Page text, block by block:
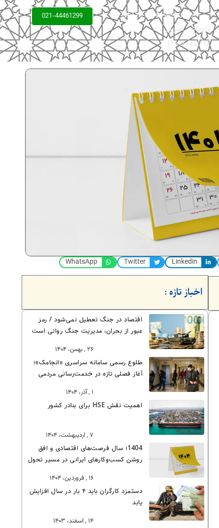
سردبیر: وحید فعال پاکدهی
تاریخ امروز :
۱۴۰۵/۰۵/۱۶
021-44461299
Linkedin
Twitter
WhatsApp
اخباز تازه :
اقتصاد در جنگ تعطیل نمی‌شود / رمز
عبور از بحران، مدیریت جنگ روانی است
۲۶ , بهمن، ۱۴۰۴
طلوع رسمی سامانه سراسری «انجامک»؛
آغاز فصلی تازه در خدمت‌رسانی مردمی
۱ , آذر، ۱۴۰۴
اهمیت نقش HSE برای بنادر کشور
۷ , اردیبهشت، ۱۴۰۴
1404؛ سال فرصت‌های اقتصادی و افق
روشن کسب‌وکارهای ایرانی در مسیر تحول
۱۶ , فروردین، ۱۴۰۴
دستمزد کارگران باید ۴ بار در سال افزایش
یابد
۱۴ , اسفند، ۱۴۰۳